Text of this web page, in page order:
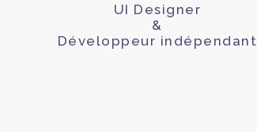
UI Designer
&
Développeur indépendant